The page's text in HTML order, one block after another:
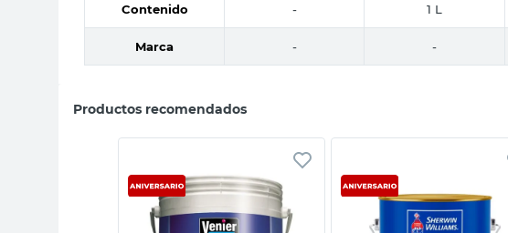
Contenido - 1 L
Marca - -
Productos recomendados